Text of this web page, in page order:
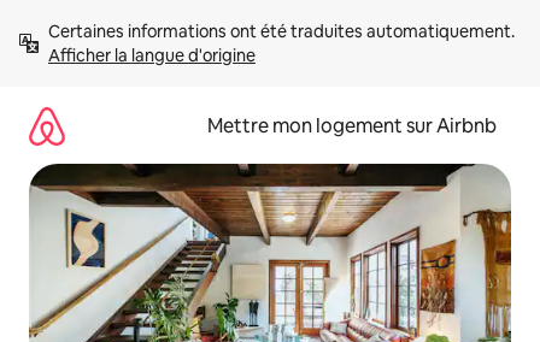
directement
Afficher la langue d'origine
Mettre mon logement sur Airbnb